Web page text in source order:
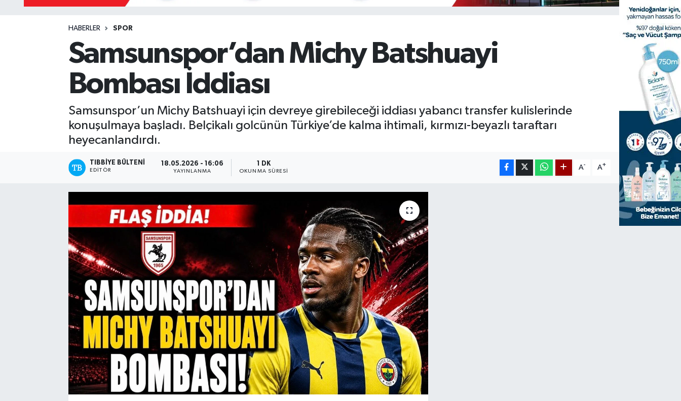
HABERLER SPOR
Samsunspor’dan Michy Batshuayi
Bombası İddiası
Samsunspor’un Michy Batshuayi için devreye girebileceği iddiası yabancı transfer kulislerinde
konuşulmaya başladı. Belçikalı golcünün Türkiye’de kalma ihtimali, kırmızı-beyazlı taraftarı
heyecanlandırdı.
TIBBIYE BÜLTENI
EDITÖR
18.05.2026 - 16:06
YAYINLANMA
1 DK
OKUNMA SÜRESI
A- A+